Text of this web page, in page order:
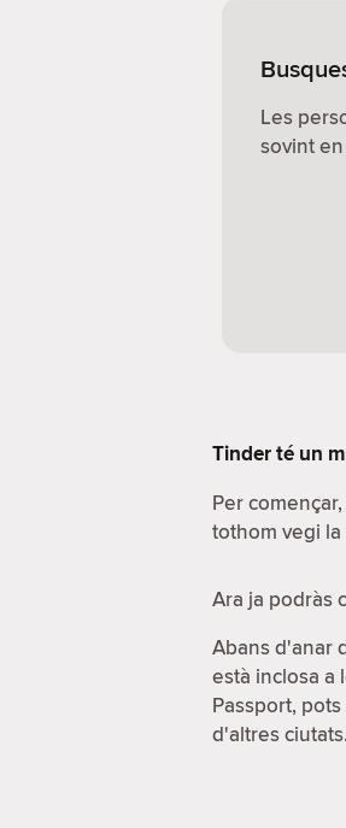
Les
sovint
Tinder té un
Per
tothom vegi
Ara ja podràs
Abans d'anar
està inclosa a
Passport,
d'altres ciutats.